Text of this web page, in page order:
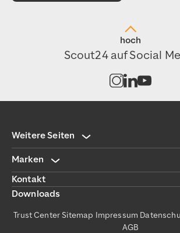
hoch
Scout24 auf Social
Kanal auf
Kanal auf
Weitere Seiten
Marken
Kontakt
Downloads
Trust CenterSitemap Impressum
AGB